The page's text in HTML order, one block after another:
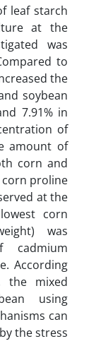
leaf starch
at the
was
to
the
soybean
7.91% in
of
amount of
corn and
proline
at the
corn
was
According
the mixed
using
can
the stress